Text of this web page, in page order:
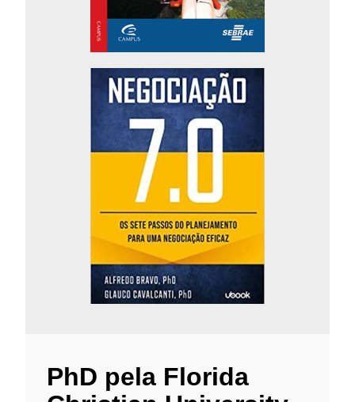
PhD pela Florida